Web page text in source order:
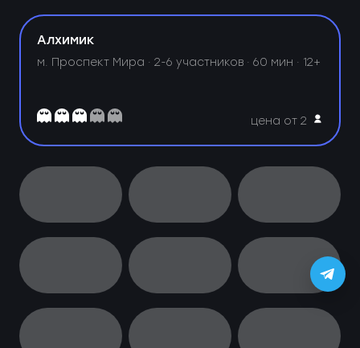
Алхимик
м. Проспект Мира ·2-6 участников · 60 мин · 12+
цена от 2